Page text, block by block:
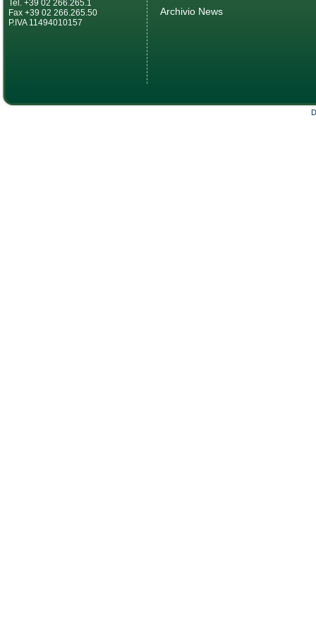
Tel. +39 02 266.265.1
Fax +39 02 266.265.50
P.IVA 11494010157
Archivio News